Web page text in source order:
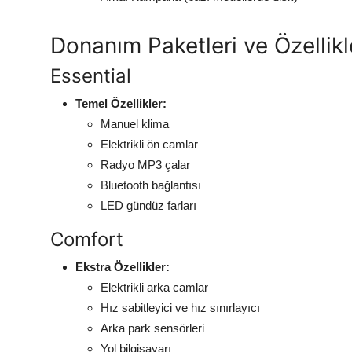
Donanım Paketleri ve
Essential
Temel Özellikler:
Manuel klima
Elektrikli ön camlar
Radyo MP3 çalar
Bluetooth bağlantısı
LED gündüz farları
Comfort
Ekstra Özellikler:
Elektrikli arka camlar
Hız sabitleyici ve hız sınırlayıcı
Arka park sensörleri
Yol bilgisayarı